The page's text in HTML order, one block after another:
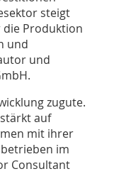
steigt
die Produktion
und
und
zugute.
auf
mit ihrer
im
Consultant